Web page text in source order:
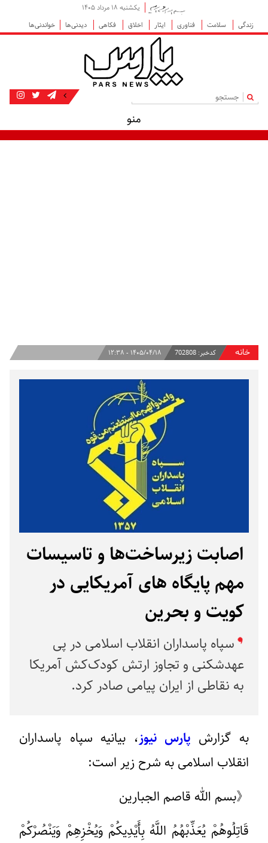
یکشنبه ۱۸ مرداد ۱۴۰۵
زندگی
سلامت فناوری ایثار اخلاق فکاهی دیدنی‌ها خواندنی‌ها
|
منو
خانه کدخبر: 702808 ۱۴۰۵/۰۴/۱۸ - ۱۲:۳۸
اصابت زیرساخت‌ها و تاسیسات
مهم پایگاه های آمریکایی در
کویت و بحرین
سپاه پاسداران انقلاب اسلامی در پی
عهدشکنی و تجاوز ارتش کودک‌کش آمریکا
به نقاطی از ایران پیامی صادر کرد.
به گزارش پارس نیوز، بیانیه سپاه پاسداران
انقلاب اسلامی به شرح زیر است:
《بسم الله قاصم الجبارین
قَاتِلُوهُمْ یُعَذِّبْهُمُ اللَّهُ بِأَیْدِیکُمْ وَیُخْزِهِمْ وَیَنْصُرْکُمْ